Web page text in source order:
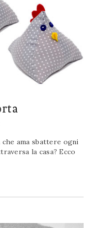
ama sbattere ogni
la casa? Ecco